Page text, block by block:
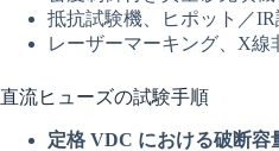
抵抗試験機、ヒポット／
レーザーマーキング、X
直流ヒューズの試験手順
定格 VDC における破断容